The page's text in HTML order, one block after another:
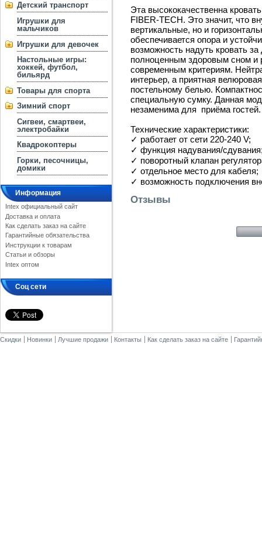
Детский транспорт
Игрушки для
мальчиков
Игрушки для девочек
Настольные игры:
хоккей, футбол,
бильярд
Товары для спорта
Зимний спорт
Сигвеи, смартвеи,
электробайки
Квадрокоптеры
Горки, песочницы,
домики
Информация
Intex официальный сайт
Доставка и оплата
Как сделать заказ на сайте
Гарантийные обязательства
Инструкции к товарам
Статьи и обзоры
Intex оптом
Соц сети
​​​​​​​Эта высококачественна
FIBER-TECH. Это значит, что
вертикальные, но и
обеспечивается опора и
возможность надуть кровать
полноценным здоровым сном и
современным критериям.
интерьер, а приятная
постельному белью.
специальную сумку. Данная
незаменима для приёма гостей.
Технические характеристики:
✓ работает от сети 220-240 V;
✓ функция надувания/
✓ поворотный клапан
✓ отдельное место для кабеля;
✓ возможность подключения
Отзывы
Скидки Новинки Лучшие продажи Контакты Как сделать заказ на сайте